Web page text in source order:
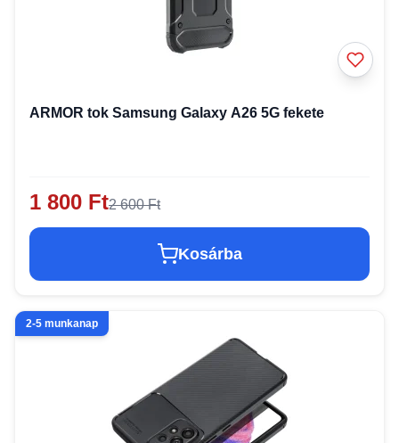
ARMOR tok Samsung Galaxy A26 5G fekete
1 800 Ft2 600 Ft
Kosárba
2-5 munkanap